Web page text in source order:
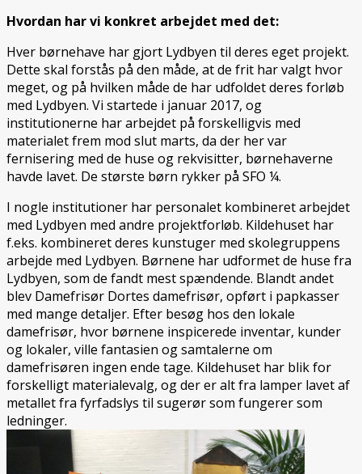
Hvordan har vi konkret arbejdet med det:
Hver børnehave har gjort Lydbyen til deres eget projekt.
Dette skal forstås på den måde, at de frit har valgt hvor
meget, og på hvilken måde de har udfoldet deres forløb
med Lydbyen. Vi startede i januar 2017, og
institutionerne har arbejdet på forskelligvis med
materialet frem mod slut marts, da der her var
fernisering med de huse og rekvisitter, børnehaverne
havde lavet. De største børn rykker på SFO ¼.
I nogle institutioner har personalet kombineret arbejdet
med Lydbyen med andre projektforløb. Kildehuset har
f.eks. kombineret deres kunstuger med skolegruppens
arbejde med Lydbyen. Børnene har udformet de huse fra
Lydbyen, som de fandt mest spændende. Blandt andet
blev Damefrisør Dortes damefrisør, opført i papkasser
med mange detaljer. Efter besøg hos den lokale
damefrisør, hvor børnene inspicerede inventar, kunder
og lokaler, ville fantasien og samtalerne om
damefrisøren ingen ende tage. Kildehuset har blik for
forskelligt materialevalg, og der er alt fra lamper lavet af
metallet fra fyrfadslys til sugerør som fungerer som
ledninger.